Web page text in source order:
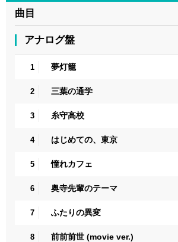
曲目
アナログ盤
1 夢灯籠
2 三葉の通学
3 糸守高校
4 はじめての、東京
5 憧れカフェ
6 奥寺先輩のテーマ
7 ふたりの異変
8 前前前世 (movie ver.)